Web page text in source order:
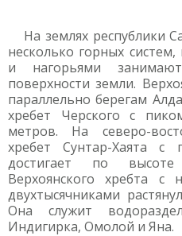
На землях республики
несколько горных
и нагорьями
поверхности земли.
параллельно берегам
хребет Черского с
метров. На северо-
хребет Сунтар-Хаята с
достигает по
Верхоянского хребта с
двухтысячниками
Она служит
Индигирка, Омолой и Яна.